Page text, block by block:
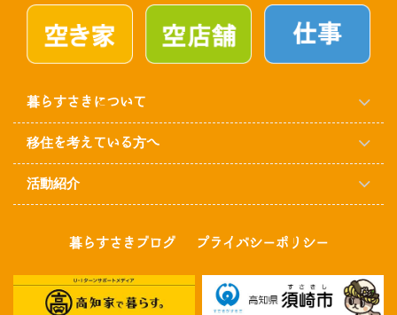
暮らすさきについて
移住を考えている方へ
活動紹介
暮らすさきブログ プライバシーポリシー